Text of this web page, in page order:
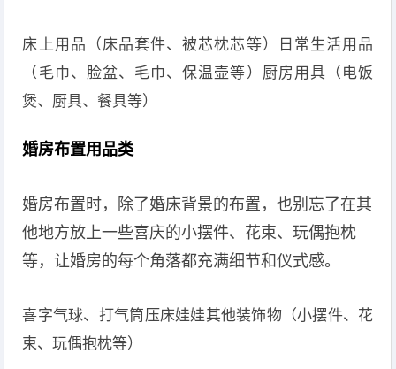
床上用品（床品套件、被芯枕芯等）日常生活用品
（毛巾、脸盆、毛巾、保温壶等）厨房用具（电饭
煲、厨具、餐具等）
婚房布置用品类
婚房布置时，除了婚床背景的布置，也别忘了在其
他地方放上一些喜庆的小摆件、花束、玩偶抱枕
等，让婚房的每个角落都充满细节和仪式感。
喜字气球、打气筒压床娃娃其他装饰物（小摆件、花
束、玩偶抱枕等）